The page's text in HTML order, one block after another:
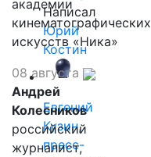
Написал
Юрий
Костин
Евгений
Кузин,
пресс-
академии
кинематографических
искусств «Ника»
08 августа
Андрей
Колесников
российский
журналист,